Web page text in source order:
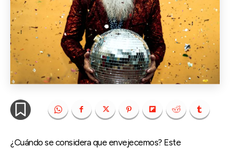
¿Cuándo se considera que envejecemos? Este